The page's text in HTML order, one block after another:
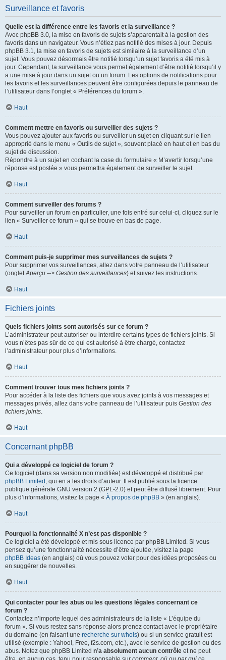
Surveillance et favoris
Quelle est la différence entre les favoris et la surveillance ?
Avec phpBB 3.0, la mise en favoris de sujets s’apparentait à la gestion des
favoris dans un navigateur. Vous n’étiez pas notifié des mises à jour. Depuis
phpBB 3.1, la mise en favoris de sujets est similaire à la surveillance d’un
sujet. Vous pouvez désormais être notifié lorsqu’un sujet favoris a été mis à
jour. Cependant, la surveillance vous permet également d’être notifié lorsqu’il y
a une mise à jour dans un sujet ou un forum. Les options de notifications pour
les favoris et les surveillances peuvent être configurées depuis le panneau de
l’utilisateur dans l’onglet « Préférences du forum ».
Haut
Comment mettre en favoris ou surveiller des sujets ?
Vous pouvez ajouter aux favoris ou surveiller un sujet en cliquant sur le lien
approprié dans le menu « Outils de sujet », souvent placé en haut et en bas du
sujet de discussion.
Répondre à un sujet en cochant la case du formulaire « M’avertir lorsqu’une
réponse est postée » vous permettra également de surveiller le sujet.
Haut
Comment surveiller des forums ?
Pour surveiller un forum en particulier, une fois entré sur celui-ci, cliquez sur le
lien « Surveiller ce forum » qui se trouve en bas de page.
Haut
Comment puis-je supprimer mes surveillances de sujets ?
Pour supprimer vos surveillances, allez dans votre panneau de l’utilisateur
(ongletAperçu --> Gestion des surveillances) et suivez les instructions.
Haut
Fichiers joints
Quels fichiers joints sont autorisés sur ce forum ?
L’administrateur peut autoriser ou interdire certains types de fichiers joints. Si
vous n’êtes pas sûr de ce qui est autorisé à être chargé, contactez
l’administrateur pour plus d’informations.
Haut
Comment trouver tous mes fichiers joints ?
Pour accéder à la liste des fichiers que vous avez joints à vos messages et
messages privés, allez dans votre panneau de l’utilisateur puis Gestion des
fichiers joints.
Haut
Concernant phpBB
Qui a développé ce logiciel de forum ?
Ce logiciel (dans sa version non modifiée) est développé et distribué par
phpBB Limited , qui en a les droits d’auteur. Il est publié sous la licence
publique générale GNU version 2 (GPL-2.0) et peut être diffusé librement. Pour
plus d’informations, visitez la page « À propos de phpBB » (en anglais).
Haut
Pourquoi la fonctionnalité X n’est pas disponible ?
Ce logiciel a été développé et mis sous licence par phpBB Limited. Si vous
pensez qu’une fonctionnalité nécessite d’être ajoutée, visitez la page
phpBB Ideas (en anglais) où vous pouvez voter pour des idées proposées ou
en suggérer de nouvelles.
Haut
Qui contacter pour les abus ou les questions légales concernant ce
forum ?
Contactez n’importe lequel des administrateurs de la liste « L’équipe du
forum ». Si vous restez sans réponse alors prenez contact avec le propriétaire
du domaine (en faisant une recherche sur whois) ou si un service gratuit est
utilisé (exemple : Yahoo!, Free, f2s.com, etc.), avec le service de gestion ou des
abus. Notez que phpBB Limited n’a absolument aucun contrôle et ne peut